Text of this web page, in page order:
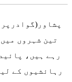
تین شہروں
رہے ہیں،
رہائشیوں کے